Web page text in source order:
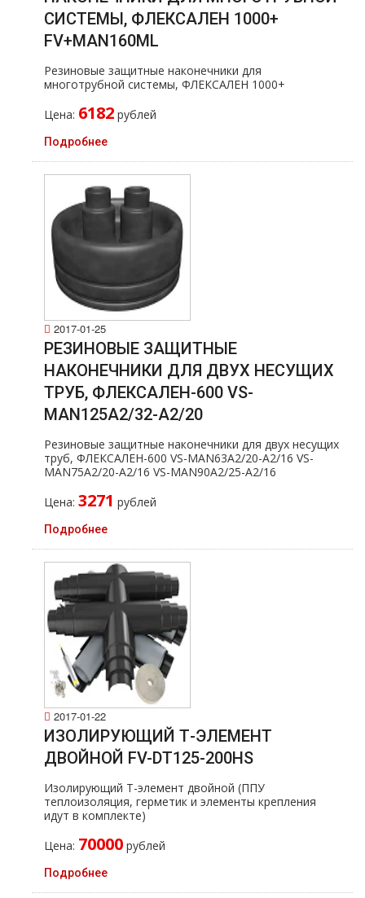
СИСТЕМЫ, ФЛЕКСАЛЕН 1000+
FV+MAN160ML
Резиновые защитные наконечники для
многотpубной системы, ФЛЕКСАЛЕН 1000+
Цена: 6182 рублей
Подробнее
2017-01-25
РЕЗИНОВЫЕ ЗАЩИТНЫЕ
НАКОНЕЧНИКИ ДЛЯ ДВУХ НЕСУЩИХ
ТРУБ, ФЛЕКСАЛЕН-600 VS-
MAN125A2/32-A2/20
Резиновые защитные наконечники для двух несущих
тpуб, ФЛЕКСАЛЕН-600 VS-MAN63A2/20-A2/16 VS-
MAN75A2/20-A2/16 VS-MAN90A2/25-A2/16
Цена: 3271 рублей
Подробнее
2017-01-22
ИЗОЛИРУЮЩИЙ Т-ЭЛЕМЕНТ
ДВОЙНОЙ FV-DT125-200HS
Изолирующий Т-элемент двойной (ППУ
теплоизоляция, герметик и элементы крепления
идут в комплекте)
Цена: 70000 рублей
Подробнее